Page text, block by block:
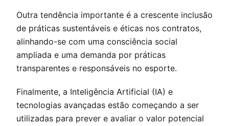
Outra tendência importante é a crescente inclusão
de práticas sustentáveis e éticas nos contratos,
alinhando-se com uma consciência social
ampliada e uma demanda por práticas
transparentes e responsáveis no esporte.
Finalmente, a Inteligência Artificial (IA) e
tecnologias avançadas estão começando a ser
utilizadas para prever e avaliar o valor potencial